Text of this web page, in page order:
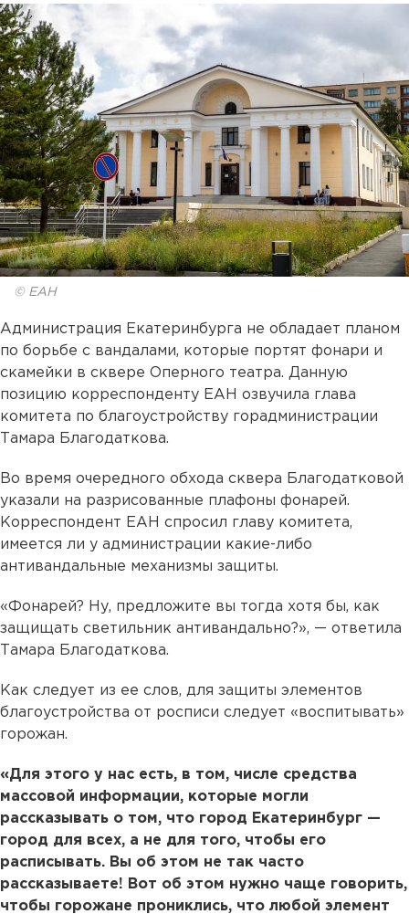
© ЕАН
Администрация Екатеринбурга не обладает планом
по борьбе с вандалами, которые портят фонари и
скамейки в сквере Оперного театра. Данную
позицию корреспонденту ЕАН озвучила глава
комитета по благоустройству горадминистрации
Тамара Благодаткова.
Во время очередного обхода сквера Благодатковой
указали на разрисованные плафоны фонарей.
Корреспондент ЕАН спросил главу комитета,
имеется ли у администрации какие-либо
антивандальные механизмы защиты.
«Фонарей? Ну, предложите вы тогда хотя бы, как
защищать светильник антивандально?», — ответила
Тамара Благодаткова.
Как следует из ее слов, для защиты элементов
благоустройства от росписи следует «воспитывать»
горожан.
«Для этого у нас есть, в том, числе средства
массовой информации, которые могли
рассказывать о том, что город Екатеринбург —
город для всех, а не для того, чтобы его
расписывать. Вы об этом не так часто
рассказываете! Вот об этом нужно чаще говорить,
чтобы горожане прониклись, что любой элемент